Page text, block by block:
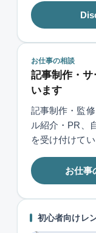
お仕事の相談
記事制作・
います
記事制作・監
ル紹介・PR、
を受け付けてい
お仕事
初心者向けレ